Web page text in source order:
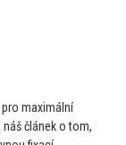
maximální
článek o tom,